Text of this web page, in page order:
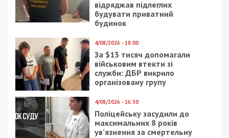
Рекламні блоки дають нам змогу
залишатися незалежними ЗМІ, а вам -
Приєднуйтесь також до 49000 в Google News. Слідкуйте
за останніми новинами!
Приєднатися
Читайте також